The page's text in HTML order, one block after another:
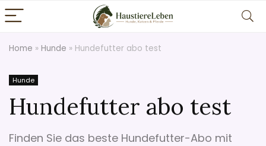
Home » Hunde » Hundefutter abo test
Hunde
Hundefutter abo test
Finden Sie das beste Hundefutter-Abo mit